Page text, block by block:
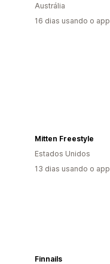
Austrália
16 dias usando o app
Mitten Freestyle
Estados Unidos
13 dias usando o app
Finnails